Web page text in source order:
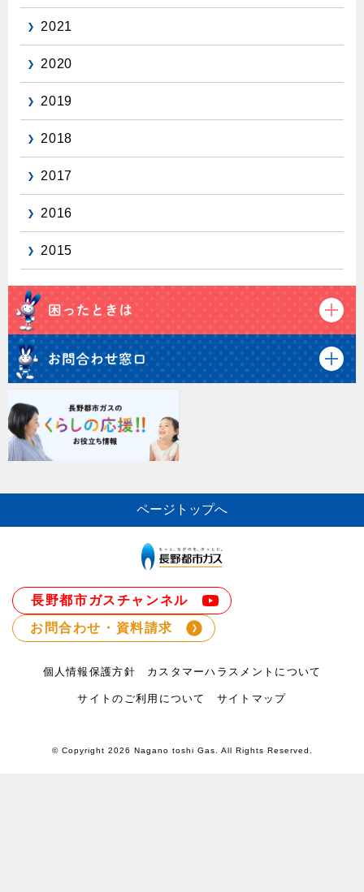
2021
2020
2019
2018
2017
2016
2015
ページトップへ
長野都市ガスチャンネル
お問合わせ・資料請求
個人情報保護方針 カスタマーハラスメントについて
サイトのご利用について サイトマップ
© Copyright 2026 Nagano toshi Gas. All Rights Reserved.